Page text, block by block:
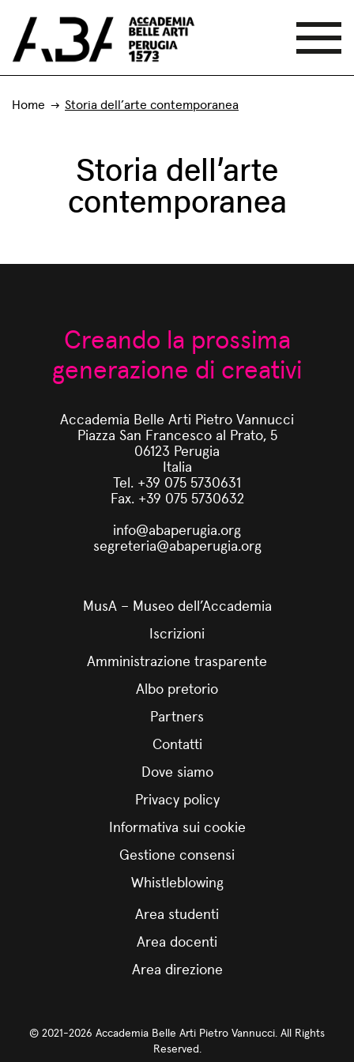
Home Storia dell’arte contemporanea
Storia dell’arte
contemporanea
Creando la prossima
generazione di creativi
Accademia Belle Arti Pietro Vannucci
Piazza San Francesco al Prato, 5
06123 Perugia
Italia
Tel. +39 075 5730631
Fax. +39 075 5730632
info@abaperugia.org
segreteria@abaperugia.org
MusA – Museo dell’Accademia
Iscrizioni
Amministrazione trasparente
Albo pretorio
Partners
Contatti
Dove siamo
Privacy policy
Informativa sui cookie
Gestione consensi
Whistleblowing
Area studenti
Area docenti
Area direzione
© 2021-2026 Accademia Belle Arti Pietro Vannucci. All Rights
Reserved.